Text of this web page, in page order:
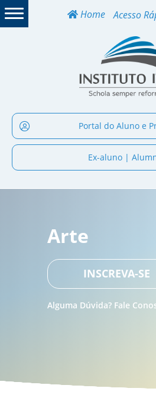
Home Acesso
Portal do Aluno e
Ex-aluno |
Arte
INSCREVA-SE
Alguma Dúvida? Fale